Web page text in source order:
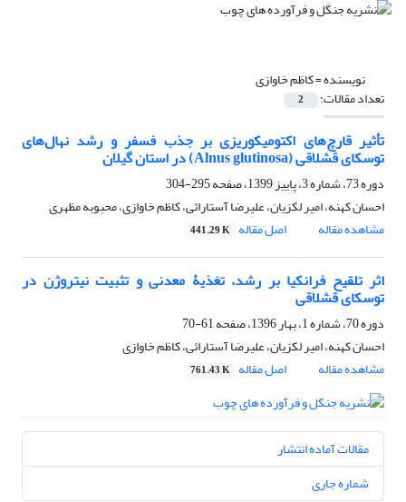
نویسنده =کاظم خاوازی
تعداد مقالات: 2
تأثیر قارچ‌های اکتومیکوریزی بر جذب فسفر و رشد نهال‌های
توسکای قشلاقی (Alnus glutinosa) در استان گیلان
دوره 73، شماره 3، پاییز 1399، صفحه
295-304
احسان کهنه، امیر لکزیان، علیرضا آستارائی، کاظم خاوازی، محبوبه مظهری
مشاهده مقاله
اصل مقاله 441.29 K
اثر تلقیح فرانکیا بر رشد، تغذیۀ معدنی و تثبیت نیتروژن در
توسکای قشلاقی
دوره 70، شماره 1، بهار 1396، صفحه
61-70
احسان کهنه، امیر لکزیان، علیرضا آستارائی، کاظم خاوازی
مشاهده مقاله
اصل مقاله 761.43 K
مقالات آماده انتشار
شماره جاری